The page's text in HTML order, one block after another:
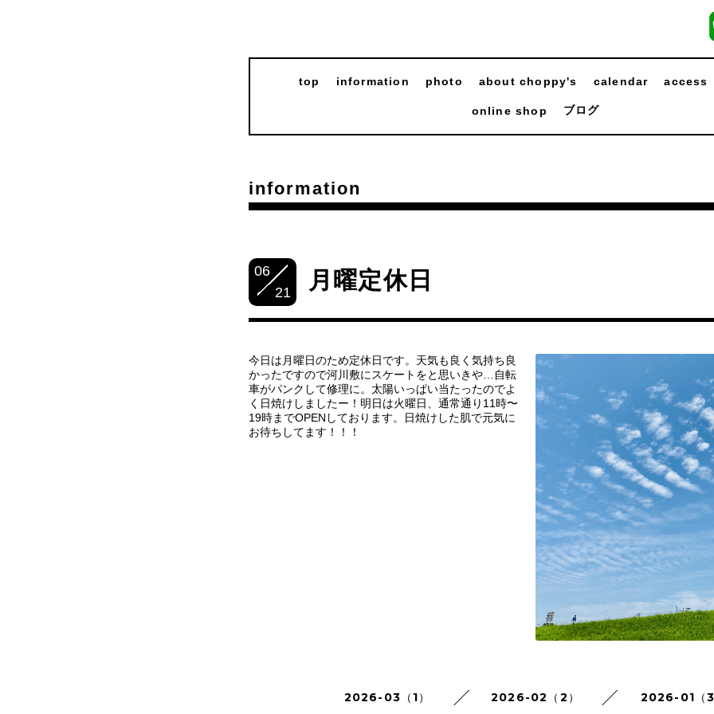
top information photo about choppy's calendar access
online shop ブログ
information
06
21
月曜定休日
今日は月曜日のため定休日です。天気も良く気持ち良
かったですので河川敷にスケートをと思いきや…自転
車がパンクして修理に。太陽いっぱい当たったのでよ
く日焼けしましたー！明日は火曜日、通常通り11時〜
19時までOPENしております。日焼けした肌で元気に
お待ちしてます！！！
2026-03（1） 2026-02（2） 2026-01（